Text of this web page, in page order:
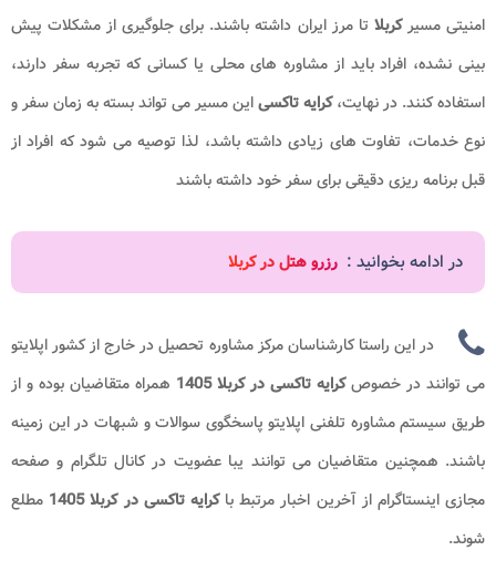
امنیتی مسیرکربلا تا مرز ایران داشته باشند. برای جلوگیری از مشکلات پیش
بینی نشده، افراد باید از مشاوره های محلی یا کسانی که تجربه سفر دارند،
استفاده کنند. در نهایت،کرایه تاکسیاین مسیر می تواند بسته به زمان سفر و
نوع خدمات، تفاوت های زیادی داشته باشد، لذا توصیه می شود که افراد از
قبل برنامه ریزی دقیقی برای سفر خود داشته باشند
در ادامه بخوانید : رزرو هتل در کربلا
در این راستا کارشناسان مرکز مشاوره تحصیل در خارج از کشور اپلایتو
می توانند در خصوصکرایه تاکسی در کربلا 1405
همراه متقاضیان بوده و از
طریق سیستم مشاوره تلفنی اپلایتو پاسخگوی سوالات و شبهات در این زمینه
باشند. همچنین متقاضیان می توانند یبا عضویت در کانال تلگرام و صفحه
مجازی اینستاگرام از آخرین اخبار مرتبط باکرایه تاکسی در کربلا 1405
مطلع
شوند.